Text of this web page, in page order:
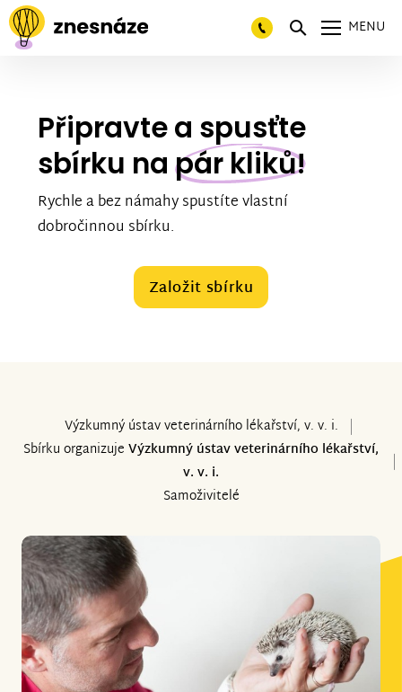
MENU
Připravte a spusťte
sbírku na pár kliků!
Rychle a bez námahy spustíte vlastní
dobročinnou sbírku.
Založit sbírku
Výzkumný ústav veterinárního lékařství, v. v. i.
Sbírku organizuje Výzkumný ústav veterinárního lékařství,
v. v. i.
Samoživitelé